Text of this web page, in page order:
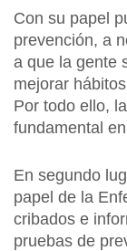
Con su papel
prevención, a
a que la gente
mejorar
Por todo ello,
fundamental
En segundo
papel de la
cribados e
pruebas de